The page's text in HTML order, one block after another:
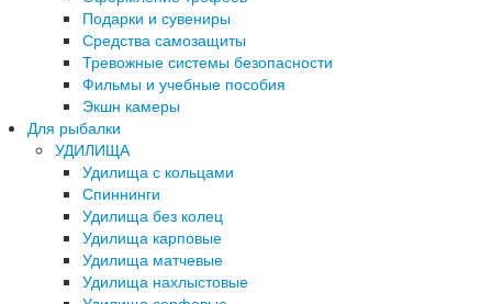
Подарки и сувениры
Средства самозащиты
Тревожные системы безопасности
Фильмы и учебные пособия
Экшн камеры
Для рыбалки
УДИЛИЩА
Удилища с кольцами
Спиннинги
Удилища без колец
Удилища карповые
Удилища матчевые
Удилища нахлыстовые